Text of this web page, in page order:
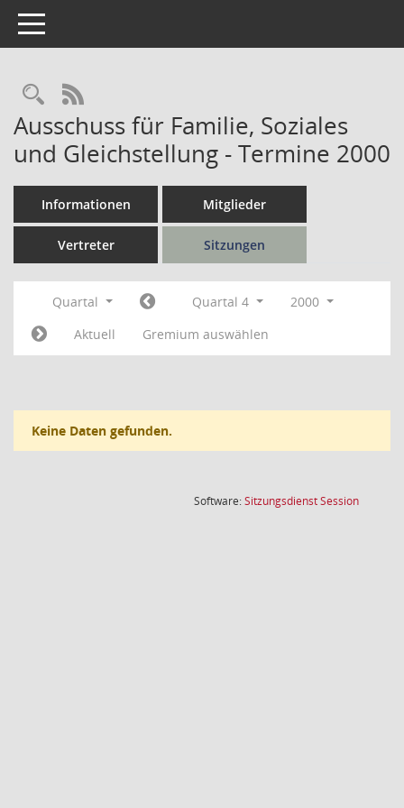
Toggle navigation
Rechercheauswahl
RSS-Feed
Ausschuss für Familie, Soziales
und Gleichstellung - Termine 2000
Informationen Mitglieder
Vertreter Sitzungen
Quartal Quartal 4
2000
Aktuell
Gremium auswählen
Keine Daten gefunden.
Software:SitzungsdienstSession(Wird in